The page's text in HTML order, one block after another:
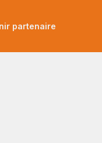
partenaire